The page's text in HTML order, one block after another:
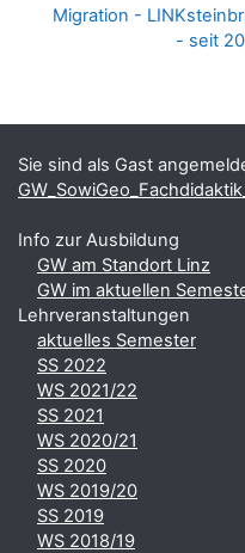
Migration -
- seit
Ergänzungsblöcke
Sie sind als Gast
Info zur Ausbildung
GW am Standort Linz
GW im aktuellen
Lehrveranstaltungen
aktuelles Semester
SS 2022
WS 2021/22
SS 2021
WS 2020/21
SS 2020
WS 2019/20
SS 2019
WS 2018/19